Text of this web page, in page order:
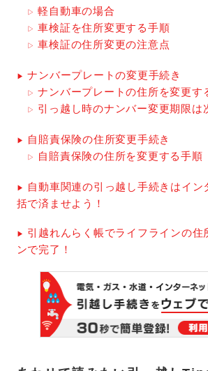
軽自動車の場合
車検証を住所変更する手順
車検証の住所変更の注意点
ナンバープレートの変更手続き
ナンバープレートの住所を変更す
引っ越し時のナンバー変更期限は
自賠責保険の住所変更手続き
自賠責保険の住所を変更する手順
自動車関連の引っ越し手続きはイン
括で済ませよう！
引越れんらく帳でライフラインの住
ンで完了！